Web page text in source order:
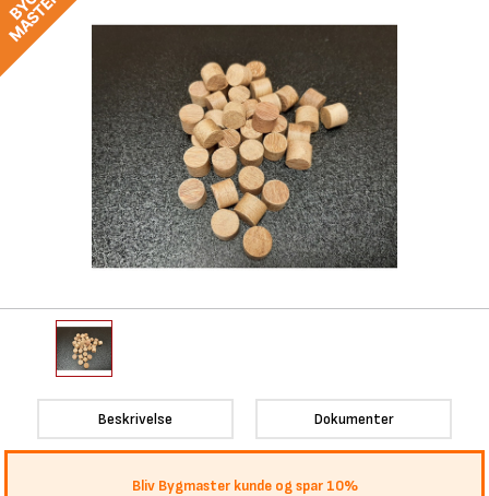
Beskrivelse Dokumenter
Bliv Bygmaster kunde og spar 10%